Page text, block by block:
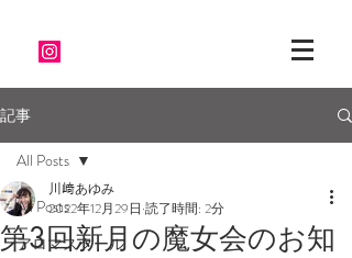
記事
All Posts
アロマスクール
All Posts
第3回新月の魔女会のお知
川﨑あゆみ
2022年12月29日 読了時間: 2分